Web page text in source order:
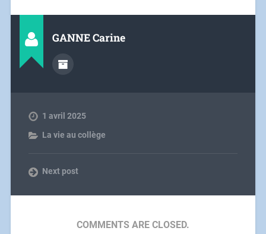
GANNE Carine
1 avril 2025
La vie au collège
Next post
COMMENTS ARE CLOSED.